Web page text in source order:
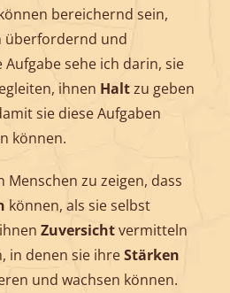
bereichernd sein,
überfordernd und
sehe ich darin, sie
ihnen Haltzu geben
sie diese Aufgaben
können.
zu zeigen, dass
können, als sie selbst
Zuversichtvermitteln
in denen sie ihreStärken
und wachsen können.